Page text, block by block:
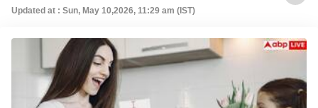
Updated at : Sun, May 10,2026, 11:29 am (IST)